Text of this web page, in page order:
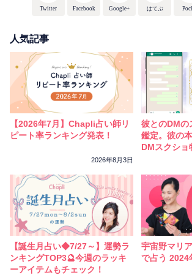
Twitter Facebook Google+ はてぶ
人気記事
【2026年7月】Chapli占い師リ
ピート率ランキング発表！
2026年8月3日
彼とのDMの
鑑定。彼の
DMスクショ
【誕生月占い◆7/27～】運勢ラ
ンキングTOP3🔮今週のラッキ
ーアイテムもチェック！
宇宙野マリ
で占う 2024